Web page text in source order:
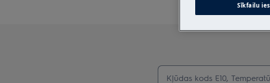
Sīkfailu